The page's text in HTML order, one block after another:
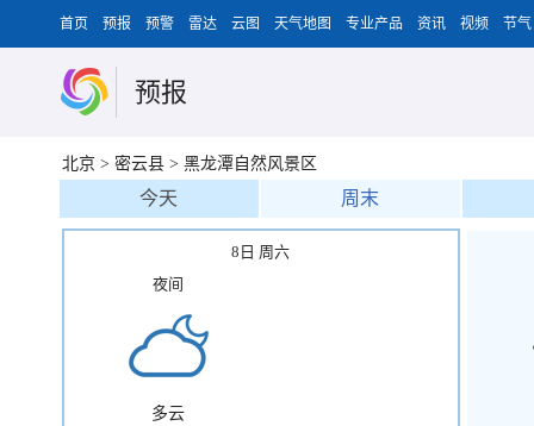
首页 预报 预警 雷达 云图 天气地图 专业产品 资讯 视频 节气
预报
北京 > 密云县 > 黑龙潭自然风景区
今天 周末
8日 周六
夜间
多云